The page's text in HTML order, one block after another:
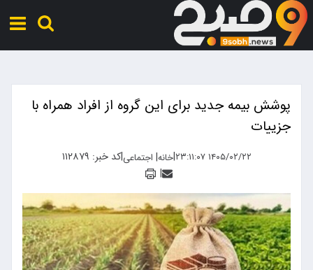
پوشش بیمه جدید برای این گروه از افراد همراه با
جزییات
۱۴۰۵/۰۲/۲۲ ۲۳:۱۱:۰۷ |خانه| اجتماعی|کد خبر: ۱۱۲۸۷۹
|